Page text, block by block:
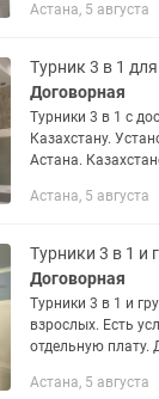
сборка и
Астана, 5 августа
Турник 3 в 1
Договорная
Турники 3 в 1 с
Казахстану.
Астана.
Астана, 5 августа
Турники 3 в 1 и
Договорная
Турники 3 в 1 и
взрослых. Есть
отдельную плату.
лет.
Астана, 5 августа